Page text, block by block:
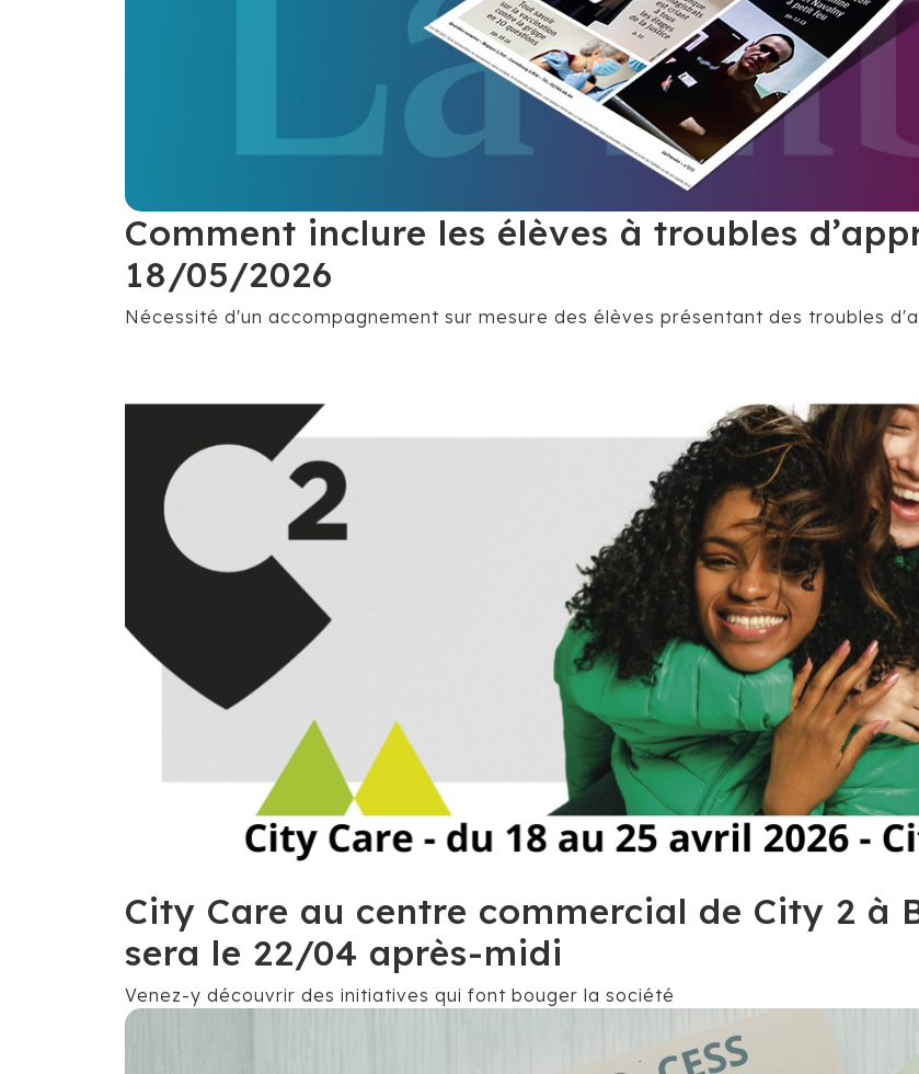
Comment inclure les élèves à troubles
18/05/2026
Nécessité d'un accompagnement sur mesure des élèves présentant des troubles
City Care au centre commercial de City 2 à
sera le 22/04 après-midi
Venez-y découvrir des initiatives qui font bouger la société